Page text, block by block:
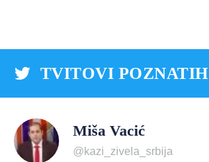
TVITOVI POZNATIH
Miša Vacić
@kazi_zivela_srbija